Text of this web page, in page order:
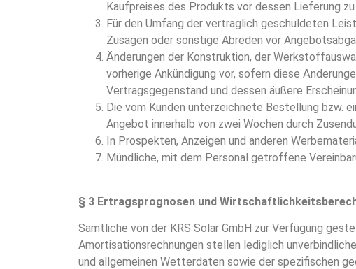
Kaufpreises des Produkts vor dessen Lieferung zu
Für den Umfang der vertraglich geschuldeten
Zusagen oder sonstige Abreden vor
Änderungen der Konstruktion, der
vorherige Ankündigung vor, sofern diese
Vertragsgegenstand und dessen äußere
Die vom Kunden unterzeichnete Bestellung bzw.
Angebot innerhalb von zwei Wochen durch
In Prospekten, Anzeigen und anderen
Mündliche, mit dem Personal getroffene
§ 3 Ertragsprognosen und
Sämtliche von der KRS Solar GmbH zur Verfügung
Amortisationsrechnungen stellen lediglich
und allgemeinen Wetterdaten sowie der spezifischen